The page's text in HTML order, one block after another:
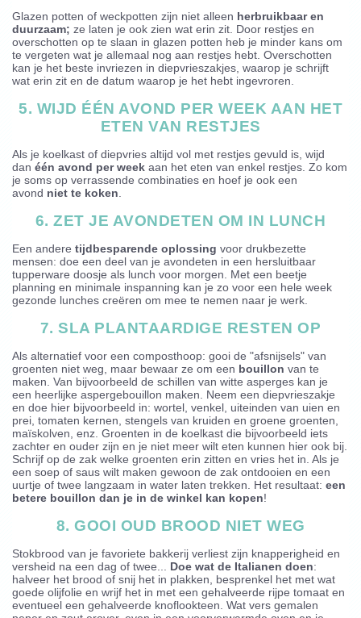
Glazen potten of weckpotten zijn niet alleen herbruikbaar en
duurzaam; ze laten je ook zien wat erin zit. Door restjes en
overschotten op te slaan in glazen potten heb je minder kans om
te vergeten wat je allemaal nog aan restjes hebt. Overschotten
kan je het beste invriezen in diepvrieszakjes, waarop je schrijft
wat erin zit en de datum waarop je het hebt ingevroren.
5. WIJD ÉÉN AVOND PER WEEK AAN HET
ETEN VAN RESTJES
Als je koelkast of diepvries altijd vol met restjes gevuld is, wijd
dan één avond per week aan het eten van enkel restjes. Zo kom
je soms op verrassende combinaties en hoef je ook een
avond niet te koken.
6. ZET JE AVONDETEN OM IN LUNCH
Een andere tijdbesparende oplossing voor drukbezette
mensen: doe een deel van je avondeten in een hersluitbaar
tupperware doosje als lunch voor morgen. Met een beetje
planning en minimale inspanning kan je zo voor een hele week
gezonde lunches creëren om mee te nemen naar je werk.
7. SLA PLANTAARDIGE RESTEN OP
Als alternatief voor een composthoop: gooi de "afsnijsels" van
groenten niet weg, maar bewaar ze om een bouillon van te
maken. Van bijvoorbeeld de schillen van witte asperges kan je
een heerlijke aspergebouillon maken. Neem een diepvrieszakje
en doe hier bijvoorbeeld in: wortel, venkel, uiteinden van uien en
prei, tomaten kernen, stengels van kruiden en groene groenten,
maïskolven, enz. Groenten in de koelkast die bijvoorbeeld iets
zachter en ouder zijn en je niet meer wilt eten kunnen hier ook bij.
Schrijf op de zak welke groenten erin zitten en vries het in. Als je
een soep of saus wilt maken gewoon de zak ontdooien en een
uurtje of twee langzaam in water laten trekken. Het resultaat: een
betere bouillon dan je in de winkel kan kopen!
8. GOOI OUD BROOD NIET WEG
Stokbrood van je favoriete bakkerij verliest zijn knapperigheid en
versheid na een dag of twee... Doe wat de Italianen doen:
halveer het brood of snij het in plakken, besprenkel het met wat
goede olijfolie en wrijf het in met een gehalveerde rijpe tomaat en
eventueel een gehalveerde knoflookteen. Wat vers gemalen